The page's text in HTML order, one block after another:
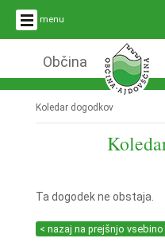
menu
Občina
Koledar dogodkov
Ta dogodek ne obstaja.
< nazaj na prejšnjo vsebino